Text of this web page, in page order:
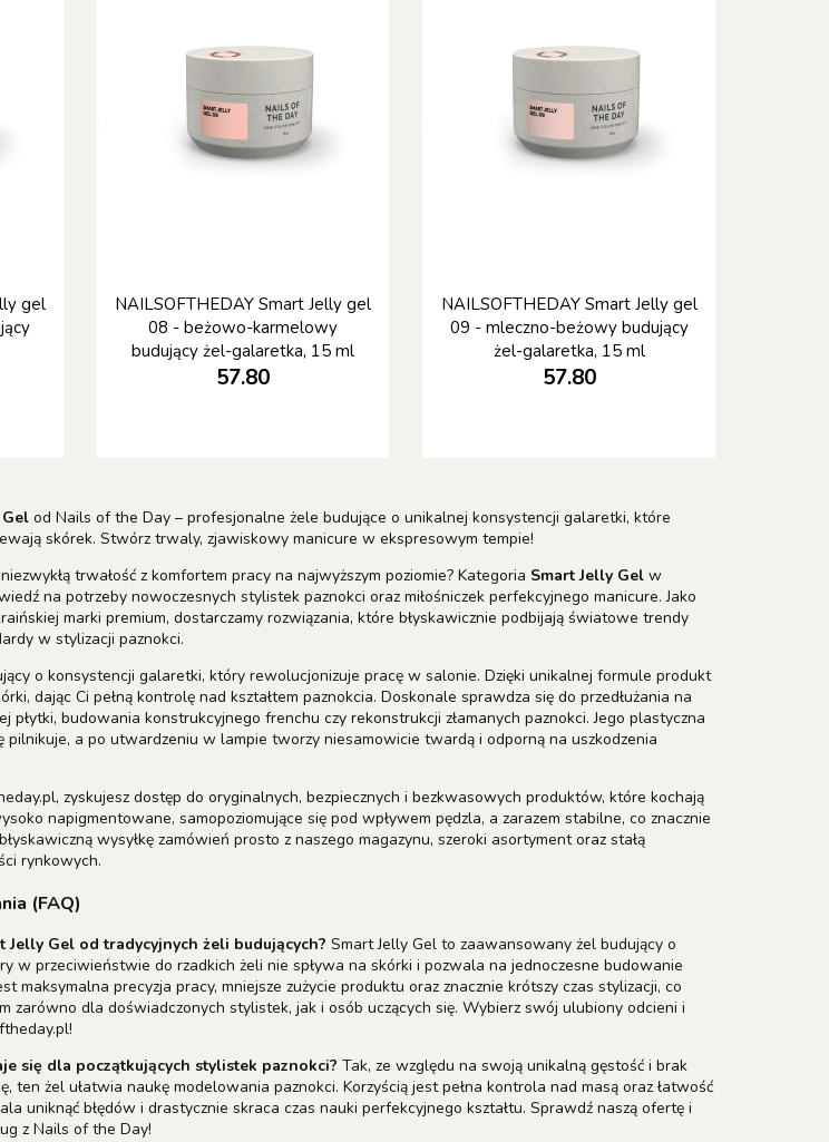
gel
NAILSOFTHEDAY Smart Jelly gel
08 - beżowo-karmelowy
budujący żel-galaretka, 15 ml
57.80
NAILSOFTHEDAY Smart Jelly gel
09 - mleczno-beżowy budujący
żel-galaretka, 15 ml
57.80
od Nails of the Day – profesjonalne żele budujące o unikalnej konsystencji galaretki, które
skórek. Stwórz trwaly, zjawiskowy manicure w ekspresowym tempie!
trwałość z komfortem pracy na najwyższym poziomie? Kategoria Smart Jelly Gelw
na potrzeby nowoczesnych stylistek paznokci oraz miłośniczek perfekcyjnego manicure. Jako
marki premium, dostarczamy rozwiązania, które błyskawicznie podbijają światowe trendy
w stylizacji paznokci.
o konsystencji galaretki, który rewolucjonizuje pracę w salonie. Dzięki unikalnej formule produkt
dając Ci pełną kontrolę nad kształtem paznokcia. Doskonale sprawdza się do przedłużania na
płytki, budowania konstrukcyjnego frenchu czy rekonstrukcji złamanych paznokci. Jego plastyczna
a po utwardzeniu w lampie tworzy niesamowicie twardą i odporną na uszkodzenia
zyskujesz dostęp do oryginalnych, bezpiecznych i bezkwasowych produktów, które kochają
napigmentowane, samopoziomujące się pod wpływem pędzla, a zarazem stabilne, co znacznie
wysyłkę zamówień prosto z naszego magazynu, szeroki asortyment oraz stałą
rynkowych.
(FAQ)
Jelly Gel od tradycyjnych żeli budujących? Smart Jelly Gel to zaawansowany żel budujący o
w przeciwieństwie do rzadkich żeli nie spływa na skórki i pozwala na jednoczesne budowanie
maksymalna precyzja pracy, mniejsze zużycie produktu oraz znacznie krótszy czas stylizacji, co
zarówno dla doświadczonych stylistek, jak i osób uczących się. Wybierz swój ulubiony odcieni i
się dla początkujących stylistek paznokci? Tak, ze względu na swoją unikalną gęstość i brak
ten żel ułatwia naukę modelowania paznokci. Korzyścią jest pełna kontrola nad masą oraz łatwość
uniknąć błędów i drastycznie skraca czas nauki perfekcyjnego kształtu. Sprawdź naszą ofertę i
z Nails of the Day!